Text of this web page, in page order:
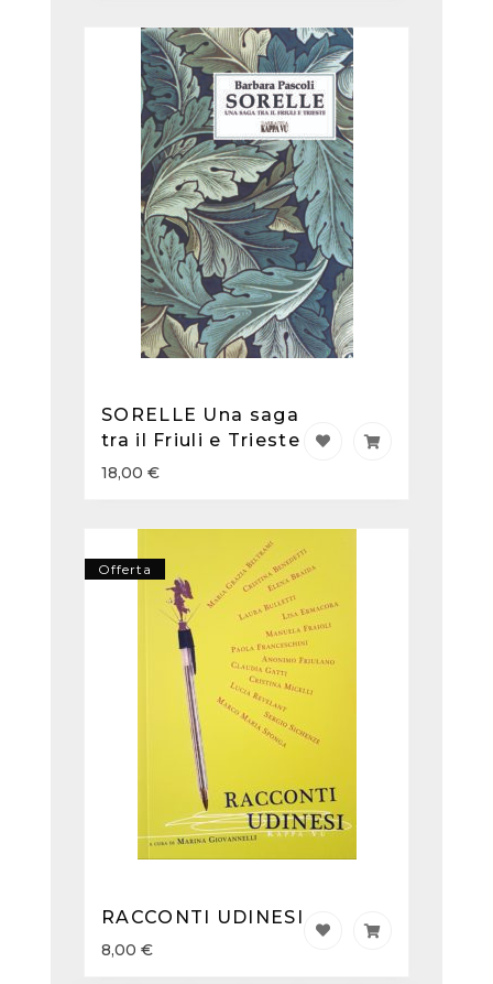
SORELLE Una saga
tra il Friuli e Trieste
18,00 €
Offerta
RACCONTI UDINESI
8,00 €